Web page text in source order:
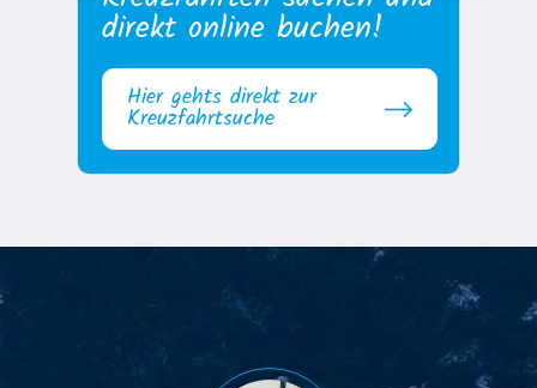
direkt online buchen!
Hier gehts direkt zur
Kreuzfahrtsuche